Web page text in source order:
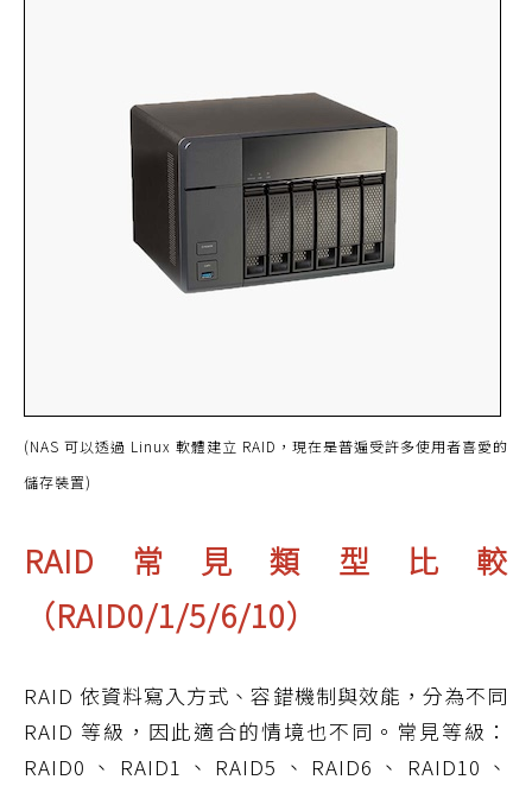
(NAS 可以透過 Linux 軟體建立 RAID，現在是普遍受許多使用者喜愛的
儲存裝置)
RAID常見類型比較
（RAID0/1/5/6/10）
RAID 依資料寫入方式、容錯機制與效能，分為不同
RAID 等級，因此適合的情境也不同。常見等級：
RAID0、RAID1、RAID5、RAID6、RAID10、